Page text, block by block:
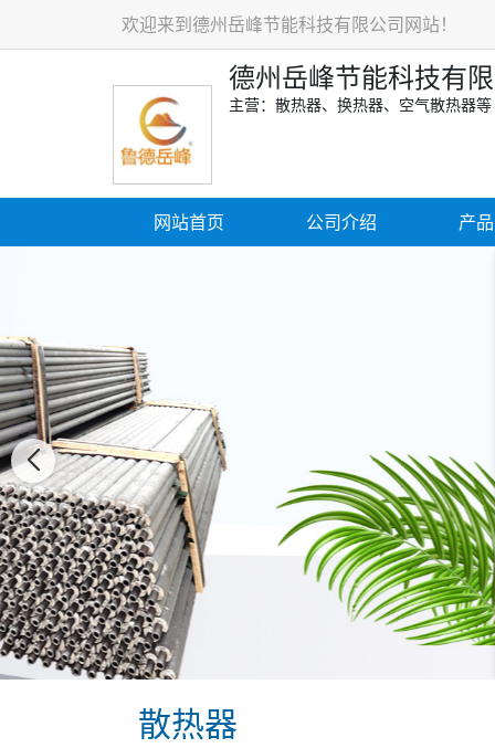
欢迎来到德州岳峰节能科技有限公司网站！
德州岳峰节能科技有
主营：散热器、换热器、空气散热器等
网站首页 公司介绍 产
散热器